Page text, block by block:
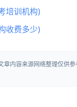
培训机构)
收费多少)
章内容来源网络整理仅供